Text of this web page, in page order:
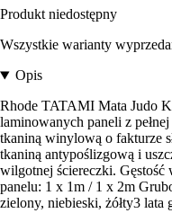
Produkt niedostępny
Wszystkie warianty
Opis
Rhode TATAMI Mata Judo
laminowanych paneli z
tkaniną winylową o fakturze
tkaniną antypoślizgową i
wilgotnej ściereczki.
panelu: 1 x 1m / 1 x 2m
zielony, niebieski, żółty3 lata